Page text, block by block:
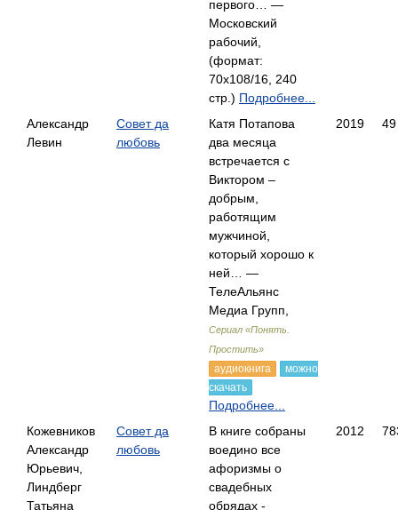
первого… —
Московский
рабочий,
(формат:
70x108/16, 240
стр.) Подробнее...
Александр
Левин
Совет да
любовь
Катя Потапова
два месяца
встречается с
Виктором –
добрым,
работящим
мужчиной,
который хорошо к
ней… —
ТелеАльянс
Медиа Групп,
Сериал «Понять.
Простить»
аудиокнига
можно
скачать
Подробнее...
2019 49
Кожевников
Александр
Юрьевич,
Линдберг
Татьяна
Совет да
любовь
В книге собраны
воедино все
афоризмы о
свадебных
обрядах -
2012